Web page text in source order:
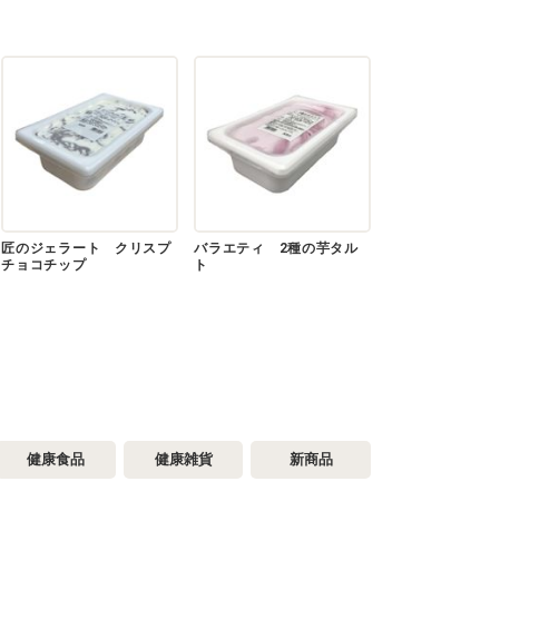
匠のジェラート クリスプ
チョコチップ
バラエティ 2種の芋タル
ト
健康食品 健康雑貨 新商品